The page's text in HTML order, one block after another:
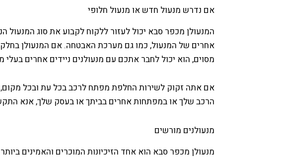
אם נדרש מנעול חדש או מנעול חלופי
המנעולן מכפר סבא יכול לעזור ללקוח לקבוע את סוג המנעול
אחרים של המנעול, כמו גם מערכת האבטחה. אם המנעולן
מסוים, הוא יכול לחבר אתכם עם מנעולנים ניידים אחרים בעלי
אם אתה זקוק לשירות החלפת מפתח לרכב בכל עת ובכל
הרכב שלך או במפתחות אחרים בביתך או בעסק שלך, אנא
מנעולנים מורשים
מנעולן מכפר סבא הוא אחד הזיכיונות המוכרים והאמינים